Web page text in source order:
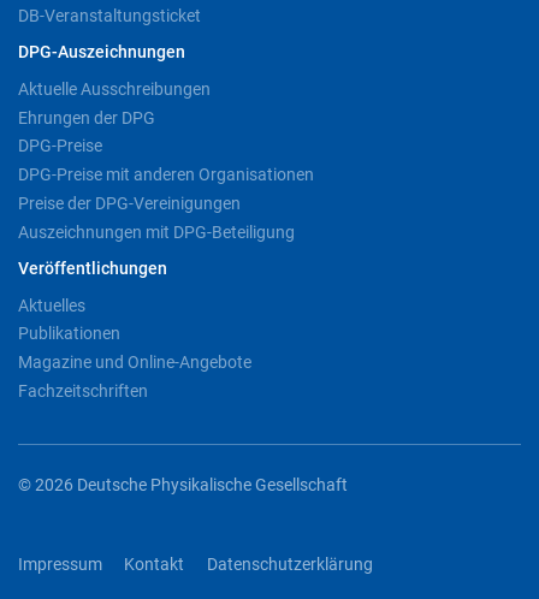
DB-Veranstaltungsticket
DPG-Auszeichnungen
Aktuelle Ausschreibungen
Ehrungen der DPG
DPG-Preise
DPG-Preise mit anderen Organisationen
Preise der DPG-Vereinigungen
Auszeichnungen mit DPG-Beteiligung
Veröffentlichungen
Aktuelles
Publikationen
Magazine und Online-Angebote
Fachzeitschriften
© 2026 Deutsche Physikalische Gesellschaft
Impressum Kontakt Datenschutzerklärung